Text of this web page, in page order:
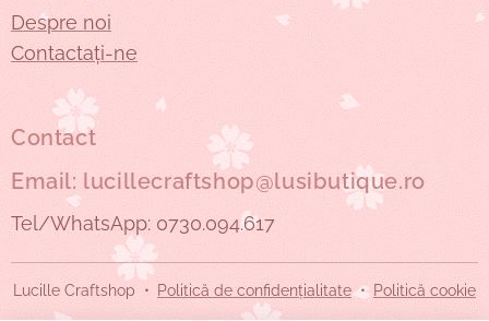
Despre noi
Contactați-ne
Contact
Email: lucillecraftshop@lusibutique.ro
Tel/WhatsApp: 0730.094.617
Lucille Craftshop Politică de confidențialitate Politică cookie